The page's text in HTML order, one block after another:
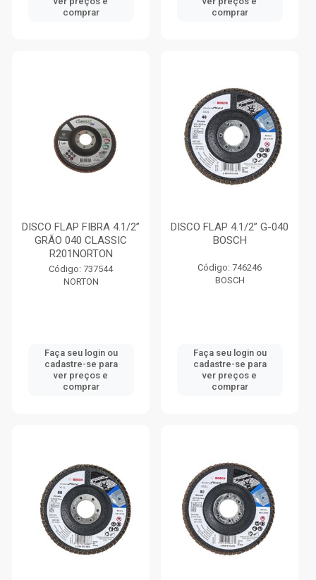
comprar
comprar
DISCO FLAP FIBRA 4.1/2”
GRÃO 040 CLASSIC
R201NORTON
Código: 737544
NORTON
Faça seu login ou
cadastre-se para
ver preços e
comprar
DISCO FLAP 4.1/2” G-040
BOSCH
Código: 746246
BOSCH
Faça seu login ou
cadastre-se para
ver preços e
comprar